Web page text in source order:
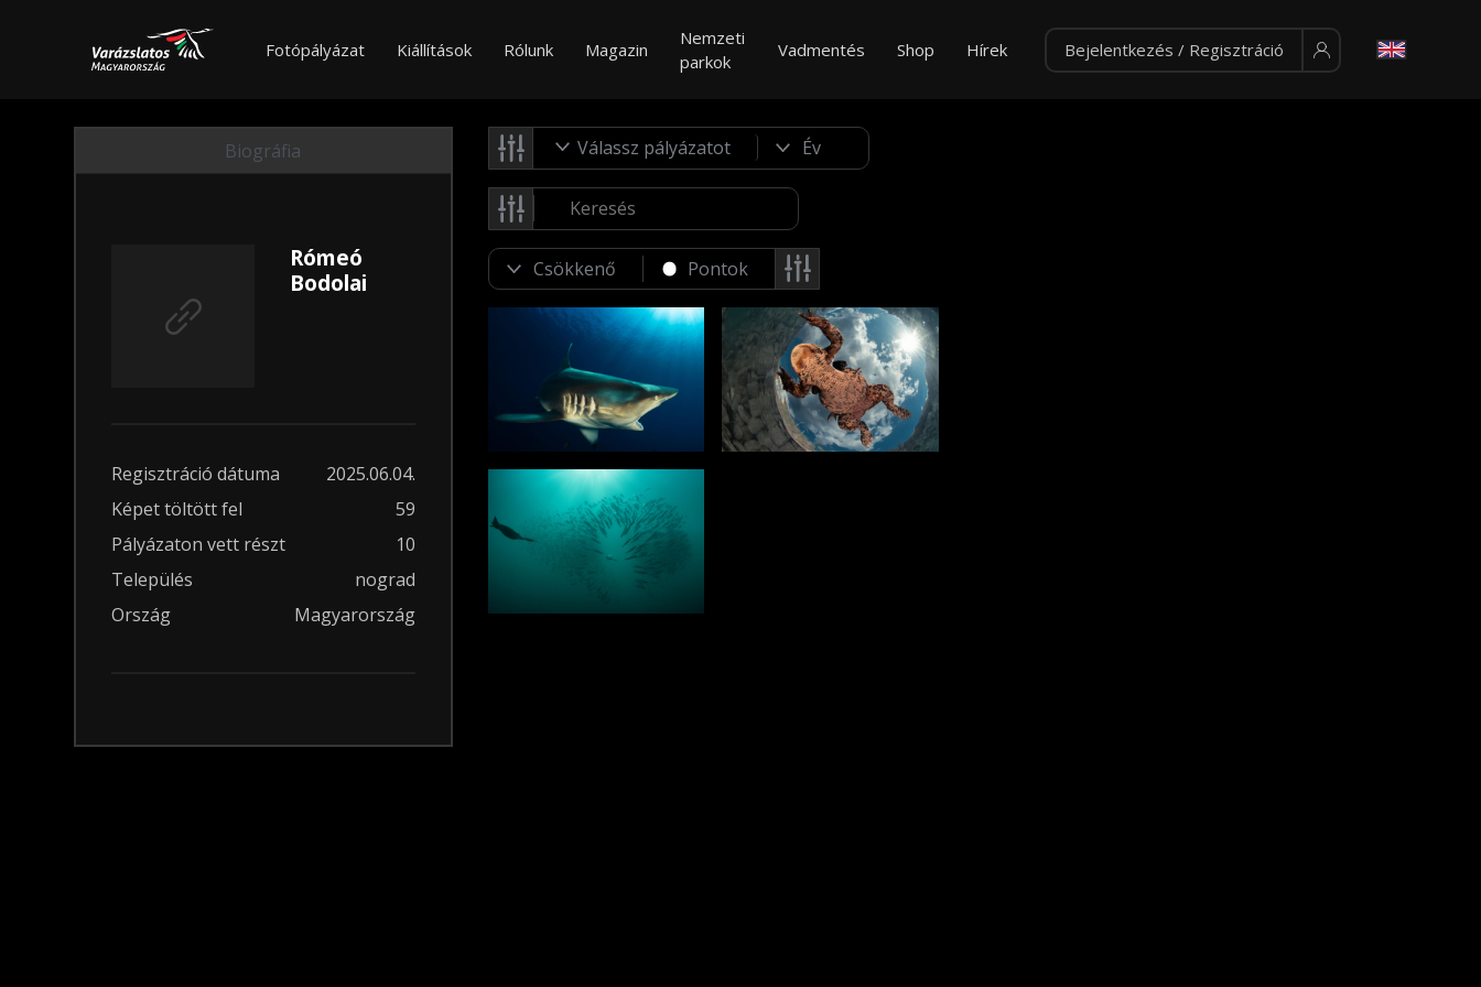
Fotópályázat Kiállítások Rólunk Magazin
Nemzeti
parkok
Vadmentés Shop Hírek Bejelentkezés / Regisztráció
Biográfia
Rómeó
Bodolai
Regisztráció dátuma
2025.06.04.
Képet töltött fel
59
Pályázaton vett részt
10
Település
nograd
Ország
Magyarország
Válassz pályázatot
Pontok